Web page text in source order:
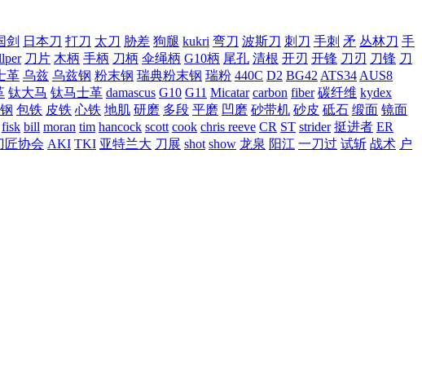
剑 日本刀 打刀 太刀 胁差 狗腿 kukri 弯刀 波斯刀 刺刀 手刺 矛 丛林刀 手
刀片 木柄 手柄 刀柄 伞绳柄 G10柄 尾孔 清根 开刃 开锋 刀刃 刀锋 刀
革 乌兹 乌兹钢 粉末钢 瑞典粉末钢 瑞粉 440C D2 BG42 ATS34 AUS8
钛大马 钛马士革 damascus G10 G11 Micatar carbon fiber 碳纤维 kydex
包铁 皮铁 心铁 地肌 研磨 多段 平磨 凹磨 砂带机 砂皮 砥石 缎面 镜面
fisk bill moran tim hancock scott cook chris reeve CR ST strider 挺进者 ER
匠协会 AKI TKI 亚特兰大 刀展 shot show 龙泉 阳江 一刀过 试斩 战术 户